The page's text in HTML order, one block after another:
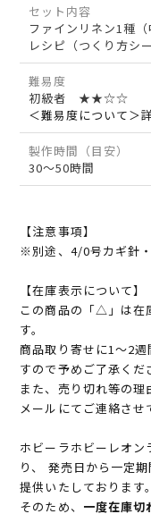
セット内容
ファインリネン1種
レシピ（つくり方シー
難易度
初級者 ★★☆☆
＜難易度について＞
製作時間（目安）
30～50時間
【注意事項】
※別途、4/0号カギ針・
【在庫表示について】
この商品の「△」は在
す。
商品取り寄せに1～2
すので予めご了承くだ
また、売り切れ等の
メールにてご連絡させ
ホビーラホビーレオン
り、 発売日から一定
提供いたしております。
そのため、 一度在庫